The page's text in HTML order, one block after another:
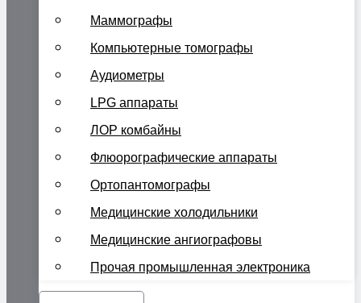
Маммографы
Компьютерные томографы
Аудиометры
LPG аппараты
ЛОР комбайны
Флюорографические аппараты
Ортопантомографы
Медицинские холодильники
Медицинские ангиографовы
Прочая промышленная электроника